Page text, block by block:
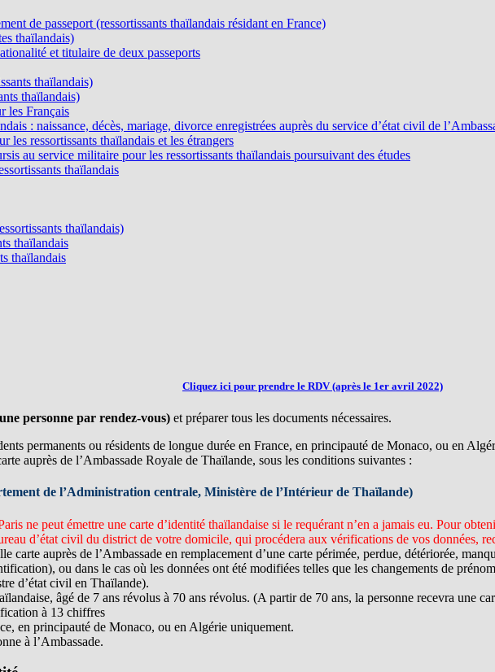
de passeport (ressortissants thaïlandais résidant en France)
thaïlandais)
et titulaire de deux passeports
thaïlandais)
thaïlandais)
les Français
: naissance, décès, mariage, divorce enregistrées auprès du service d’état civil de
les ressortissants thaïlandais et les étrangers
au service militaire pour les ressortissants thaïlandais poursuivant des études
thaïlandais
thaïlandais)
thaïlandais
thaïlandais
Cliquez ici pour prendre le RDV (après le 1er avril 2022)
personne par rendez-vous) et préparer tous les documents nécessaires.
permanents ou résidents de longue durée en France, en principauté de Monaco, ou en
auprès de l’Ambassade Royale de Thaïlande, sous les conditions suivantes :
de l’Administration centrale, Ministère de l’Intérieur de Thaïlande)
ne peut émettre une carte d’identité thaïlandaise si le requérant n’en a jamais eu. Pour
d’état civil du district de votre domicile, qui procédera aux vérifications de vos données,
carte auprès de l’Ambassade en remplacement d’une carte périmée, perdue, détériorée,
ou dans le cas où les données ont été modifiées telles que les changements de
d’état civil en Thaïlande).
âgé de 7 ans révolus à 70 ans révolus. (A partir de 70 ans, la personne recevra une
à 13 chiffres
en principauté de Monaco, ou en Algérie uniquement.
à l’Ambassade.